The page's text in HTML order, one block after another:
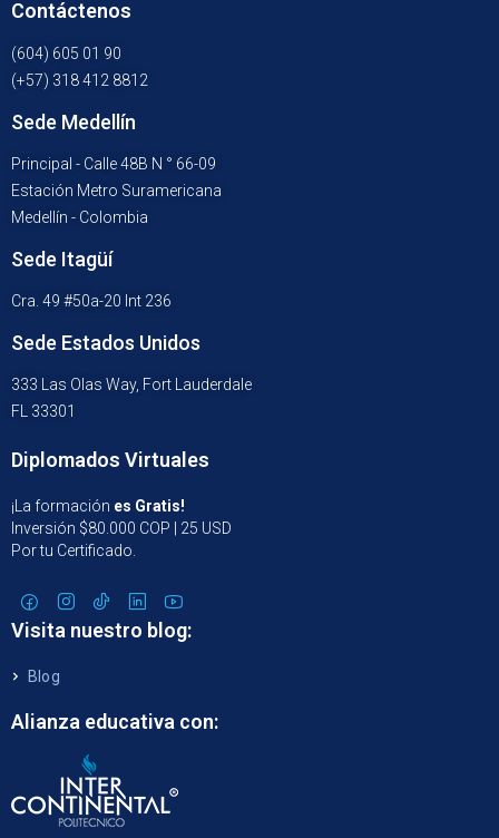
Contáctenos
(604) 605 01 90
(+57) 318 412 8812
Sede Medellín
Principal - Calle 48B N ° 66-09
Estación Metro Suramericana
Medellín - Colombia
Sede Itagüí
Cra. 49 #50a-20 Int 236
Sede Estados Unidos
333 Las Olas Way, Fort Lauderdale
FL 33301
Diplomados Virtuales
¡La formación es Gratis!
Inversión $80.000 COP | 25 USD
Por tu Certificado.
Visita nuestro blog:
Blog
Alianza educativa con: